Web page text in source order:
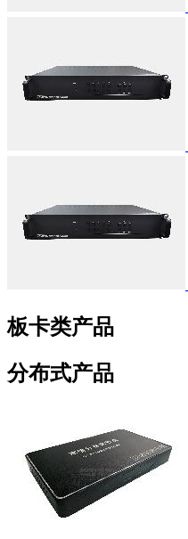
板卡类产品
分布式产品